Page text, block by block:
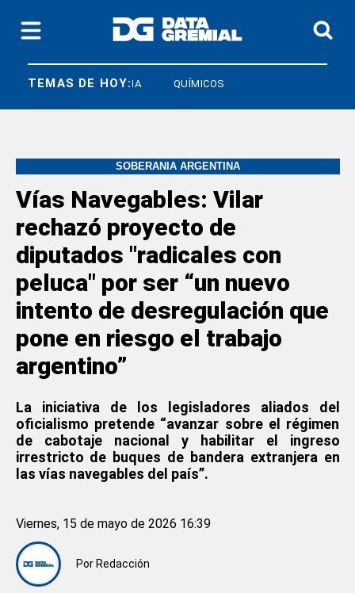
TEMAS DE HOY:
SOECRA UIA QUÍMICOS
SOBERANÍA ARGENTINA
Vías Navegables: Vilar
rechazó proyecto de
diputados "radicales con
peluca" por ser “un nuevo
intento de desregulación que
pone en riesgo el trabajo
argentino”
La iniciativa de los legisladores aliados del
oficialismo pretende “avanzar sobre el régimen
de cabotaje nacional y habilitar el ingreso
irrestricto de buques de bandera extranjera en
las vías navegables del país”.
Por Redacción
Viernes, 15 de mayo de 2026 16:39